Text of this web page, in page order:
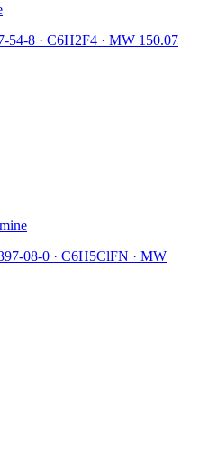
54-8 · C6H2F4 · MW 150.07
08-0 · C6H5ClFN · MW